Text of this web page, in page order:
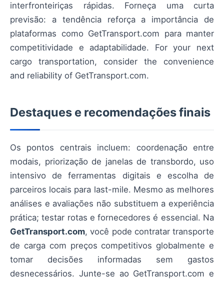
interfronteiriças rápidas. Forneça uma curta
previsão: a tendência reforça a importância de
plataformas como GetTransport.com para manter
competitividade e adaptabilidade. For your next
cargo transportation, consider the convenience
and reliability of GetTransport.com.
Destaques e recomendações finais
Os pontos centrais incluem: coordenação entre
modais, priorização de janelas de transbordo, uso
intensivo de ferramentas digitais e escolha de
parceiros locais para last-mile. Mesmo as melhores
análises e avaliações não substituem a experiência
prática; testar rotas e fornecedores é essencial. Na
GetTransport.com, você pode contratar transporte
de carga com preços competitivos globalmente e
tomar decisões informadas sem gastos
desnecessários. Junte-se ao GetTransport.com e